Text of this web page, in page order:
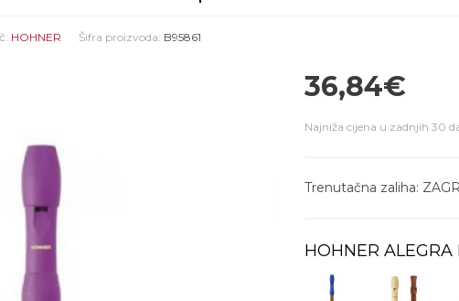
HOHNER Šifra proizvoda: B95861
36,84€
Najniža cijena u zadnjih 30
Trenutačna zaliha:
HOHNER